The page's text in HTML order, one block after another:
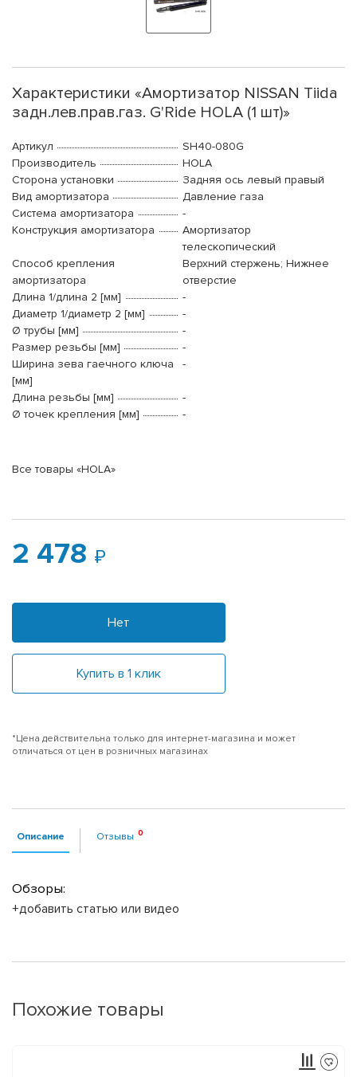
Характеристики «Амортизатор NISSAN Tiida
задн.лев.прав.газ. G'Ride HOLA (1 шт)»
Артикул
SH40-080G
Производитель
HOLA
Сторона установки
Задняя ось левый правый
Вид амортизатора
Давление газа
Система амортизатора
-
Конструкция амортизатора
Амортизатор
телескопический
Способ крепления
амортизатора
Верхний стержень; Нижнее
отверстие
Длина 1/длина 2 [мм]
-
Диаметр 1/диаметр 2 [мм]
-
Ø трубы [мм]
-
Размер резьбы [мм]
-
Ширина зева гаечного ключа
[мм]
-
Длина резьбы [мм]
-
Ø точек крепления [мм]
-
Все товары «HOLA»
2 478
Нет
Купить в 1 клик
*Цена действительна только для интернет-магазина и может
отличаться от цен в розничных магазинах
Описание Отзывы
Обзоры:
+добавить статью или видео
Похожие товары